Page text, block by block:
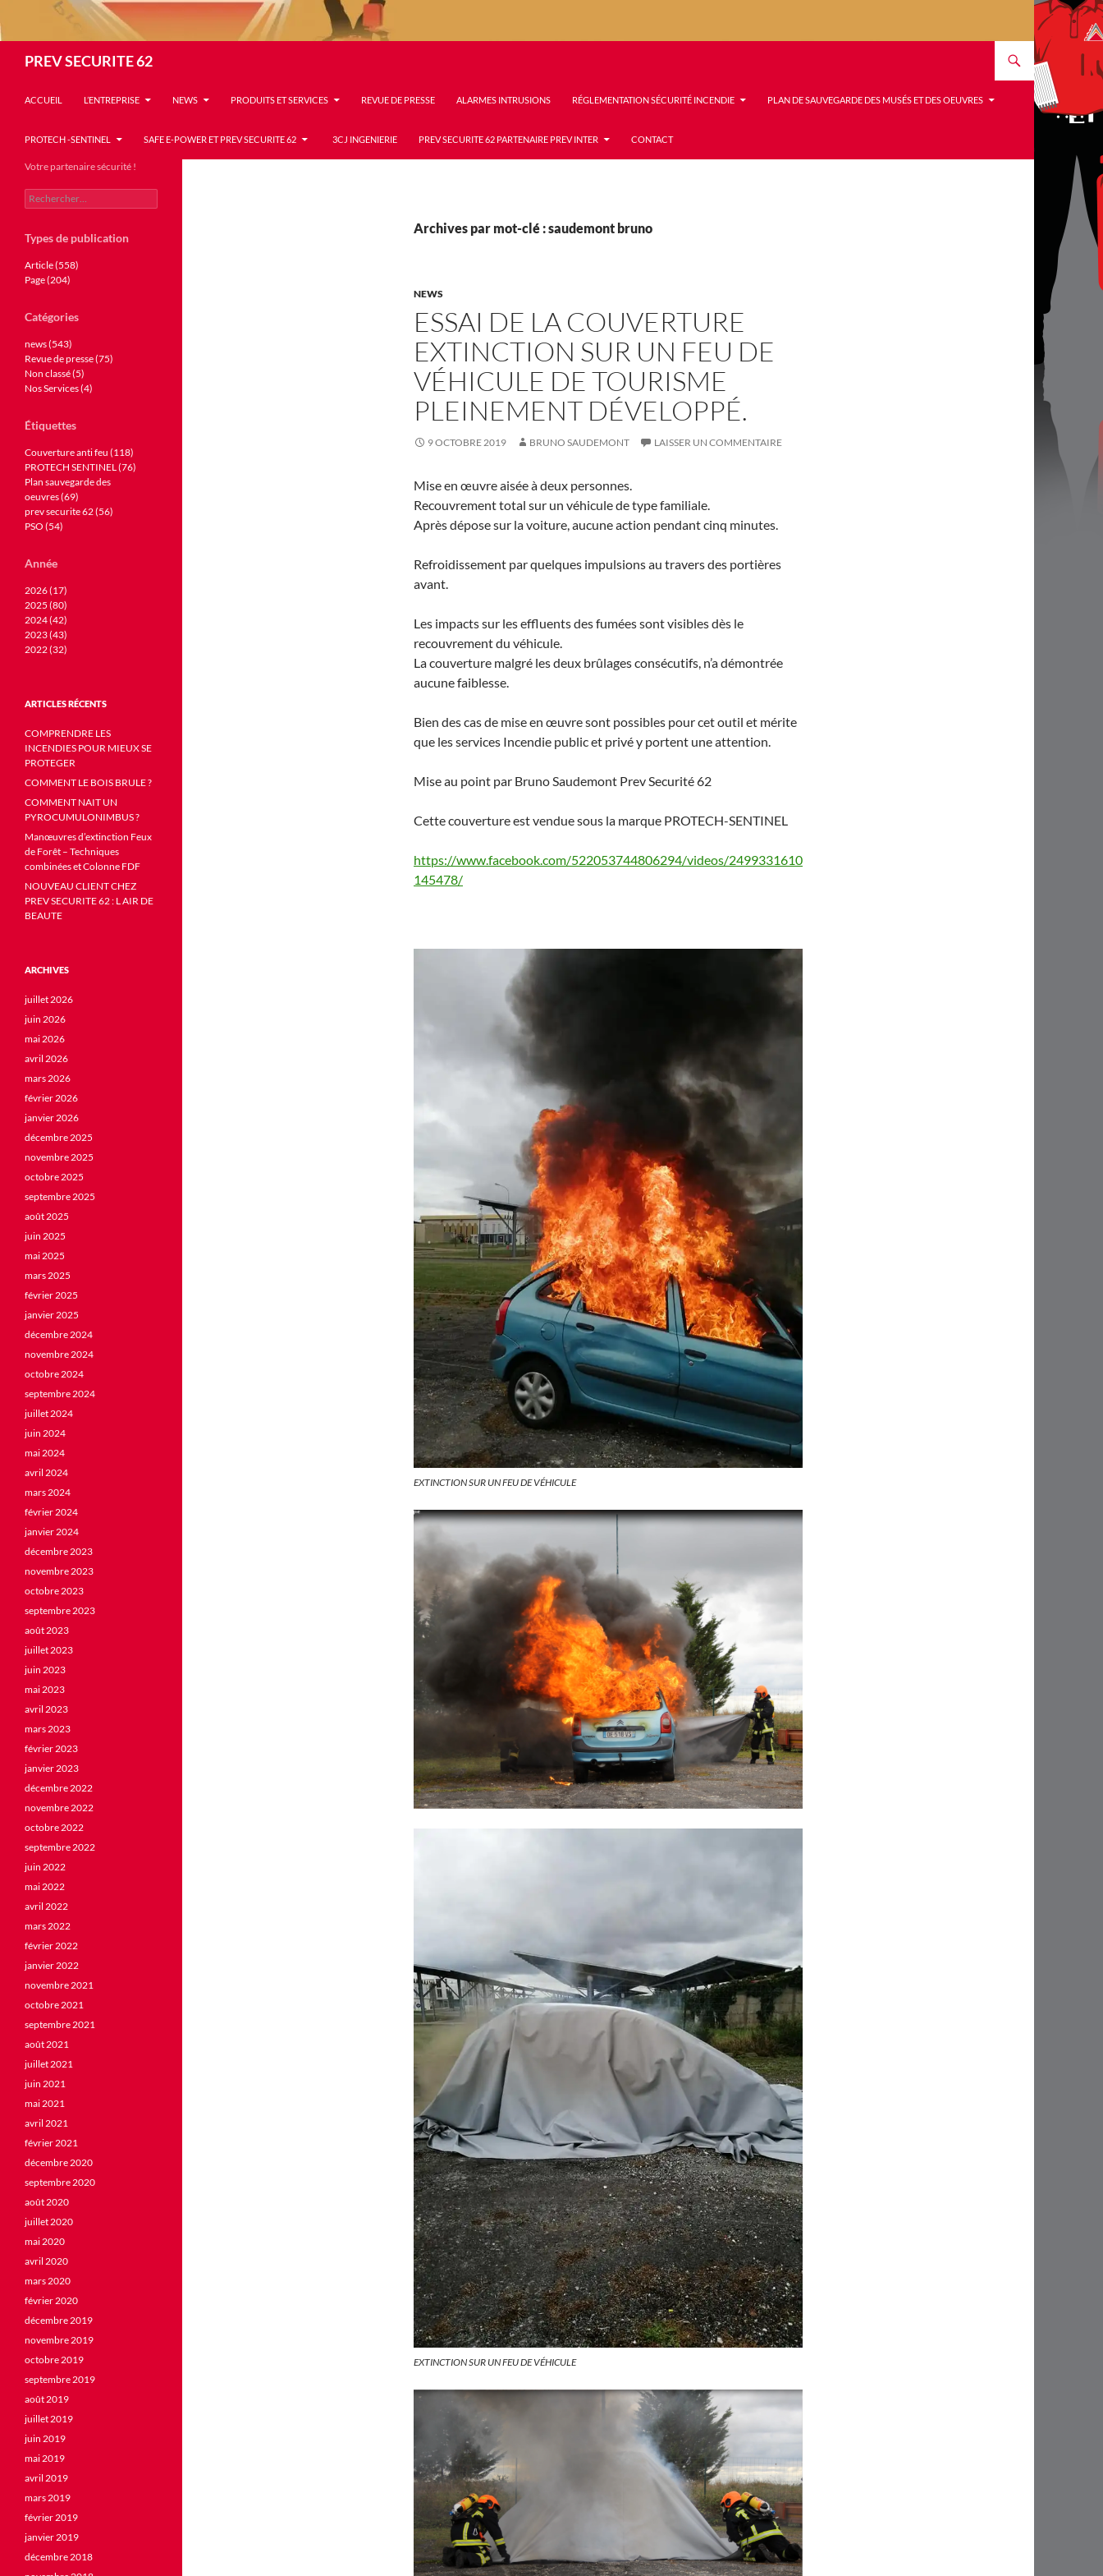
PREV SECURITE 62
ACCUEIL L’ENTREPRISE NEWS PRODUITS ET SERVICES REVUE DE PRESSE ALARMES INTRUSIONS RÉGLEMENTATION SÉCURITÉ INCENDIE PLAN DE SAUVEGARDE DES MUSÉS ET DES OEUVRES
PROTECH -SENTINEL SAFE E-POWER ET PREV SECURITE 62 3CJ INGENIERIE PREV SECURITE 62 PARTENAIRE PREV INTER CONTACT
Archives par mot-clé : saudemont bruno
NEWS
ESSAI DE LA COUVERTURE
EXTINCTION SUR UN FEU DE
VÉHICULE DE TOURISME
PLEINEMENT DÉVELOPPÉ.
9 OCTOBRE 2019 BRUNO SAUDEMONT LAISSER UN COMMENTAIRE
Mise en œuvre aisée à deux personnes.
Recouvrement total sur un véhicule de type familiale.
Après dépose sur la voiture, aucune action pendant cinq minutes.
Refroidissement par quelques impulsions au travers des portières
avant.
Les impacts sur les effluents des fumées sont visibles dès le
recouvrement du véhicule.
La couverture malgré les deux brûlages consécutifs, n’a démontrée
aucune faiblesse.
Bien des cas de mise en œuvre sont possibles pour cet outil et mérite
que les services Incendie public et privé y portent une attention.
Mise au point par Bruno Saudemont Prev Securité 62
Cette couverture est vendue sous la marque PROTECH-SENTINEL
https://www.facebook.com/522053744806294/videos/2499331610
145478/
EXTINCTION SUR UN FEU DE VÉHICULE
EXTINCTION SUR UN FEU DE VÉHICULE
Votre partenaire sécurité !
Rechercher :
Types de publication
Article (558)
Page (204)
Catégories
news (543)
Revue de presse (75)
Non classé (5)
Nos Services (4)
Étiquettes
Couverture anti feu (118)
PROTECH SENTINEL (76)
Plan sauvegarde des
oeuvres (69)
prev securite 62 (56)
PSO (54)
Année
2026 (17)
2025 (80)
2024 (42)
2023 (43)
2022 (32)
ARTICLES RÉCENTS
COMPRENDRE LES
INCENDIES POUR MIEUX SE
PROTEGER
COMMENT LE BOIS BRULE ?
COMMENT NAIT UN
PYROCUMULONIMBUS ?
Manœuvres d’extinction Feux
de Forêt – Techniques
combinées et Colonne FDF
NOUVEAU CLIENT CHEZ
PREV SECURITE 62 : L AIR DE
BEAUTE
ARCHIVES
juillet 2026
juin 2026
mai 2026
avril 2026
mars 2026
février 2026
janvier 2026
décembre 2025
novembre 2025
octobre 2025
septembre 2025
août 2025
juin 2025
mai 2025
mars 2025
février 2025
janvier 2025
décembre 2024
novembre 2024
octobre 2024
septembre 2024
juillet 2024
juin 2024
mai 2024
avril 2024
mars 2024
février 2024
janvier 2024
décembre 2023
novembre 2023
octobre 2023
septembre 2023
août 2023
juillet 2023
juin 2023
mai 2023
avril 2023
mars 2023
février 2023
janvier 2023
décembre 2022
novembre 2022
octobre 2022
septembre 2022
juin 2022
mai 2022
avril 2022
mars 2022
février 2022
janvier 2022
novembre 2021
octobre 2021
septembre 2021
août 2021
juillet 2021
juin 2021
mai 2021
avril 2021
février 2021
décembre 2020
septembre 2020
août 2020
juillet 2020
mai 2020
avril 2020
mars 2020
février 2020
décembre 2019
novembre 2019
octobre 2019
septembre 2019
août 2019
juillet 2019
juin 2019
mai 2019
avril 2019
mars 2019
février 2019
janvier 2019
décembre 2018